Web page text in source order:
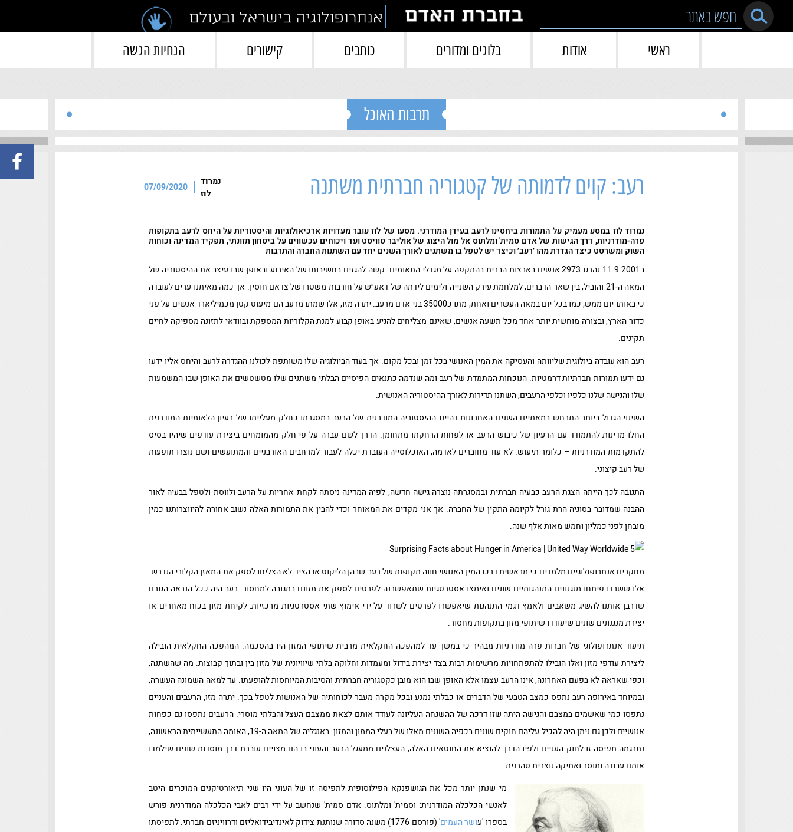
Skip to content
ראשי אודות בלוגים ומדורים כותבים קישורים הנחיות הגשה
תרבות האוכל
רעב: קוים לדמותה של קטגוריה חברתית משתנה
נמרוד
לוז
07/09/2020
נמרוד לוז במסע מעמיק על התמורות ביחסינו לרעב בעידן המודרני. מסעו של לוז עובר מעדויות ארכיאולוגיות והיסטוריות על היחס לרעב בתקופות
פרה-מודרניות, דרך הגישות של אדם סמית' ומלתוס אל מול היצוג של אוליבר טוויסט ועד ויכוחים עכשווים על ביטחון תזונתי, תפקיד המדינה וכוחות
השוק ומשרטט כיצד הגדרת מהו ׳רעב׳ וכיצד יש לטפל בו משתנים לאורך השנים יחד עם השתנות החברה והתרבות
ב11.9.2001 נהרגו 2973 אנשים בארצות הברית בהתקפה על מגדלי התאומים. קשה להגזים בחשיבותו של האירוע ובאופן שבו עיצב את ההיסטוריה של
המאה ה-21 והוביל, בין שאר הדברים, למלחמת עירק השנייה ולימים לידתה של דאע״ש על חורבות משטרו של צדאם חוסין. אך כמה מאיתנו ערים לעובדה
כי באותו יום ממש, כמו בכל יום במאה העשרים ואחת, מתו כ35000 בני אדם מרעב. יתרה מזו, אלו שמתו מרעב הם מיעוט קטן מכמיליארד אנשים על פני
כדור הארץ, ובצורה מוחשית יותר אחד מכל תשעה אנשים, שאינם מצליחים להגיע באופן קבוע למנת הקלוריות המספקת ובוודאי לתזונה מספיקה לחיים
תקינים.
רעב הוא עובדה ביולוגית שליוותה והעסיקה את המין האנושי בכל זמן ובכל מקום. אך בעוד הביולוגיה שלו משותפת לכולנו ההגדרה לרעב והיחס אליו ידעו
גם ידעו תמורות חברתיות דרמטיות. הנוכחות המתמדת של רעב ומה שנדמה כתנאים הפיסיים הבלתי משתנים שלו מטשטשים את האופן שבו המשמעות
שלו והגישה שלנו כלפיו וכלפי הרעבים, השתנו תדירות לאורך ההיסטוריה האנושית.
השינוי הגדול ביותר התרחש במאתיים השנים האחרונות דהיינו ההיסטוריה המודרנית של הרעב במסגרתו כחלק מעלייתו של רעיון הלאומיות המודרנית
החלו מדינות להתמודד עם הרעיון של כיבוש הרעב או לפחות הרחקתו מתחומן. הדרך לשם עברה על פי חלק מהמומחים ביצירת עודפים שיהיו בסיס
להתקדמות המודרניות – כלומר תיעוש. לא עוד מחוברים לאדמה, האוכלוסייה העובדת יכלה לעבור למרחבים האורבניים והמתועשים ושם נוצרו תופעות
של רעב קיצוני.
התגובה לכך הייתה הצגת הרעב כבעיה חברתית ובמסגרתה נוצרה גישה חדשה, לפיה המדינה ניסתה לקחת אחריות על הרעב ולווסת ולטפל בבעיה לאור
ההבנה שמדובר בסוגיה הרת גורל לקיומה התקין של החברה. אך אני מקדים את המאוחר וכדי להבין את התמורות האלה נשוב אחורה להיווצרותנו כמין
מובחן לפני כמליון וחמש מאות אלף שנה.
מחקרים אנתרופולוגיים מלמדים כי מראשית דרכו המין האנושי חווה תקופות של רעב שבהן הליקוט או הציד לא הצליחו לספק את המאזן הקלורי הנדרש.
אלו ששרדו פיתחו מנגנונים התנהגותיים שונים ואימצו אסטרטגיות שתאפשרנה לפרטים לספק את מזונם בתגובה למחסור. רעב היה ככל הנראה הגורם
שדרבן אותנו להשיג משאבים ולאמץ דגמי התנהגות שיאפשרו לפרטים לשרוד על ידי אימוץ שתי אסטרטגיות מרכזיות: לקיחת מזון בכוח מאחרים או
יצירת מנגנונים שונים שיעודדו שיתופי מזון בתקופות מחסור.
תיעוד אנתרופולוגי של חברות פרה מודרניות מבהיר כי במשך עד למהפכה החקלאית מרבית שיתופי המזון היו בהסכמה. המהפכה החקלאית הובילה
ליצירת עודפי מזון ואלו הובילו להתפתחויות מרשימות רבות בצד יצירת בידול ומעמדות וחלוקה בלתי שיוויונית של מזון בין ובתוך קבוצות. מה שהשתנה,
וכפי שאראה לא בפעם האחרונה, אינו הרעב עצמו אלא האופן שבו הוא מובן כקטגוריה חברתית והסיבות המיוחסות להופעתו. עד למאה השמונה העשרה,
ובמיוחד באירופה רעב נתפס כמצב הטבעי של הדברים או כבלתי נמנע ובכל מקרה מעבר לכוחותיה של האנושות לטפל בכך. יתרה מזו, הרעבים והעניים
נתפסו כמי שאשמים במצבם והגישה היתה שזו דרכה של ההשגחה העליונה לעודד אותם לצאת ממצבם העצל והבלתי מוסרי. הרעבים נתפסו גם כפחות
אנושיים ולכן גם ניתן היה להכיל עליהם חוקים שונים בכפיה השונים מאלו של בעלי הממון והמזון. באנגליה של המאה ה-19, האומה התעשייתית הראשונה,
נתרגמה תפיסה זו לחוק העניים ולפיו הדרך להוציא את החוטאים האלה, העצלנים ממעגל הרעב והעוני בו הם מצויים עוברת דרך מוסדות שונים שילמדו
אותם עבודה ומוסר ואתיקה נוצרית טהרנית.
מי שנתן יותר מכל את הגושפנקא הפילוסופית לתפיסה זו של העוני היו שני תיאורטיקנים המוכרים היטב
לאנשי הכלכלה המודרנית: וסמית' ומלתוס. אדם סמית' שנחשב על ידי רבים לאבי הכלכלה המודרנית פורש
בספרו 'עושר העמים
' (פורסם 1776) משנה סדורה שנותנת צידוק לאינדיבידואליזם ודרוויניזם חברתי. לתפיסתו